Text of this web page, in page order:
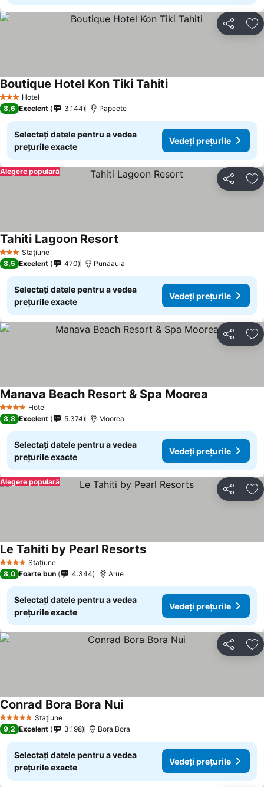
Distribuiți
3 SteleHotel
Boutique Hotel Kon Tiki TahitiVedeți prețurile
8,6 Excelent 3.144 Papeete
Selectați datele pentru a vedea
prețurile exacte
Vedeți prețurile
Distribuiți
Alegere populară
3 SteleStațiune
Tahiti Lagoon Resort
8,5 Excelent 470 Punaauia
Selectați datele pentru a vedea
prețurile exacte
Vedeți prețurile
Distribuiți
4 Stele Hotel
Manava Beach Resort & Spa Moorea
8,8 Excelent 5.374 Moorea
Selectați datele pentru a vedea
prețurile exacte
Vedeți prețurile
Distribuiți
Alegere populară
4 Stele Stațiune
Le Tahiti by Pearl ResortsVedeți prețurile
8,0 Foarte bun 4.344 Arue
Selectați datele pentru a vedea
prețurile exacte
Vedeți prețurile
Distribuiți
5 Stele Stațiune
Conrad Bora Bora NuiVedeți prețurile
9,2 Excelent 3.198 Bora Bora
Selectați datele pentru a vedea
prețurile exacte
Vedeți prețurile